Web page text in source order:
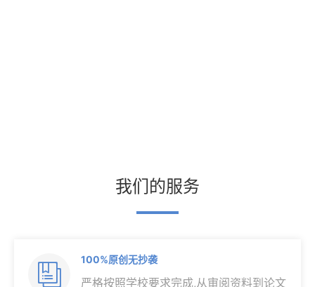
我们的服务

100%原创无抄袭
严格按照学校要求完成,从审阅资料到论文